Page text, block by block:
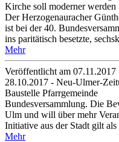
Kirche soll moderner werden
Der Herzogenauracher
ist bei der 40.
ins paritätisch besetzte,
Mehr
Veröffentlicht am 07­.11.2017
28.10.2017 - Neu-Ulmer-
Baustelle Pfarrgemeinde
Bundesversammlung. Die
Ulm und will über mehr
Initiative aus der Stadt gilt
Mehr